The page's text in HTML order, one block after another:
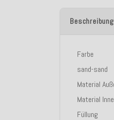
Beschreibung
Farbe
sand-sand
Material
Material
Füllung